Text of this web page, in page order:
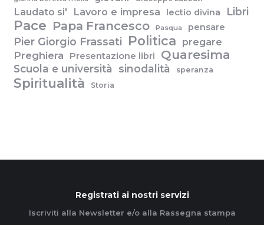
Laudato si' Lavoro e impresa lectio divina Libri
Pace Papa Francesco Pasqua pensare
Pier Giorgio Frassati Politica pregare
Preghiera
Presentazione libri Quaresima
Scuola e università sinodalità speranza
Spiritualità Storia
Registrati ai nostri servizi
Iscriviti alla Newsletter e/o alla Rassegna stampa